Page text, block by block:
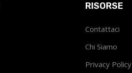
RISORSE
Contattaci
Chi Siamo
Privacy Policy